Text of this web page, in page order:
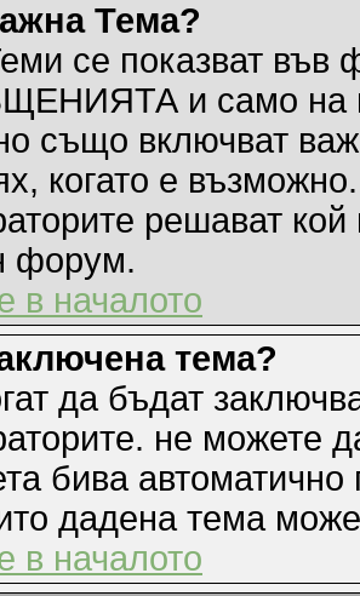
Тема?
се показват във
и само на
също включват
когато е
решават
форум.
в началото
тема?
да бъдат
не можете
бива
дадена тема
в началото